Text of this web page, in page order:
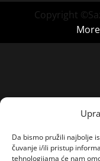
Da bismo pružili najbolje
čuvanje i/ili pristup
tehnologijama će nam
Copyright